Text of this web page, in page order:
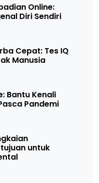
Online:
Diri Sendiri
Cepat: Tes IQ
Manusia
Bantu Kenali
Pandemi
untuk